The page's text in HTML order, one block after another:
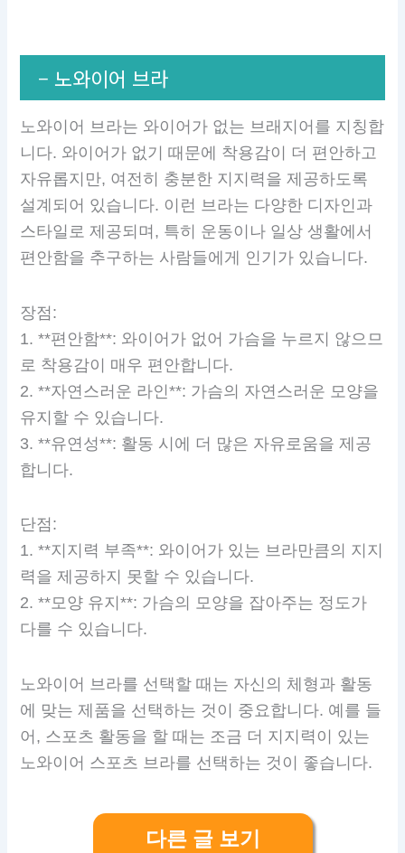
– 노와이어 브라
노와이어 브라는 와이어가 없는 브래지어를 지칭합
니다. 와이어가 없기 때문에 착용감이 더 편안하고
자유롭지만, 여전히 충분한 지지력을 제공하도록
설계되어 있습니다. 이런 브라는 다양한 디자인과
스타일로 제공되며, 특히 운동이나 일상 생활에서
편안함을 추구하는 사람들에게 인기가 있습니다.
장점:
1. **편안함**: 와이어가 없어 가슴을 누르지 않으므
로 착용감이 매우 편안합니다.
2. **자연스러운 라인**: 가슴의 자연스러운 모양을
유지할 수 있습니다.
3. **유연성**: 활동 시에 더 많은 자유로움을 제공
합니다.
단점:
1. **지지력 부족**: 와이어가 있는 브라만큼의 지지
력을 제공하지 못할 수 있습니다.
2. **모양 유지**: 가슴의 모양을 잡아주는 정도가
다를 수 있습니다.
노와이어 브라를 선택할 때는 자신의 체형과 활동
에 맞는 제품을 선택하는 것이 중요합니다. 예를 들
어, 스포츠 활동을 할 때는 조금 더 지지력이 있는
노와이어 스포츠 브라를 선택하는 것이 좋습니다.
다른 글 보기